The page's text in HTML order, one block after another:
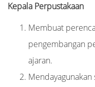
Kepala Perpustakaan
Membuat
pengembangan
ajaran.